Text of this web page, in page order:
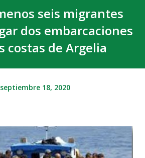
seis migrantes
dos embarcaciones
costas de Argelia
septiembre 18, 2020